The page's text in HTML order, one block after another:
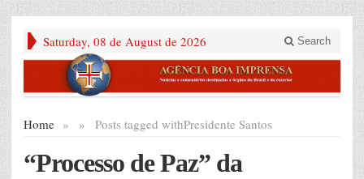
Saturday, 08 de August de 2026 Search
Home » Posts tagged with
» Presidente Santos
“Processo de Paz” da